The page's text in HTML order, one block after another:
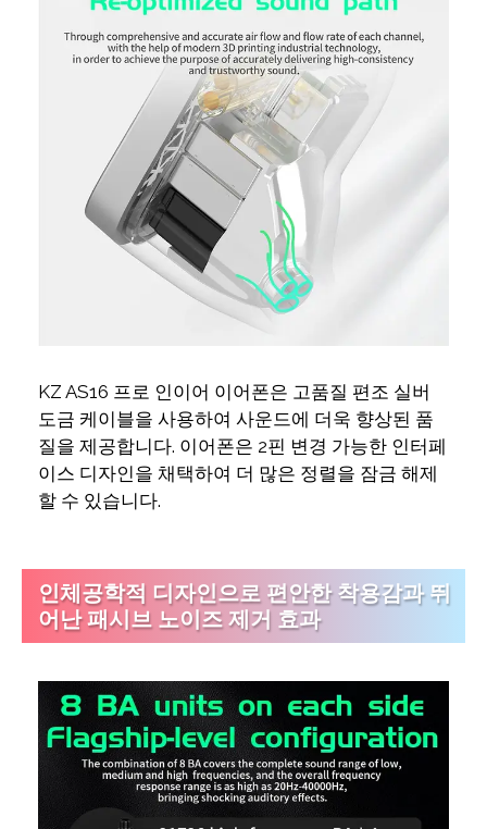
KZ AS16 프로 인이어 이어폰은 고품질 편조 실버
도금 케이블을 사용하여 사운드에 더욱 향상된 품
질을 제공합니다. 이어폰은 2핀 변경 가능한 인터페
이스 디자인을 채택하여 더 많은 정렬을 잠금 해제
할 수 있습니다.
인체공학적 디자인으로 편안한 착용감과 뛰
어난 패시브 노이즈 제거 효과